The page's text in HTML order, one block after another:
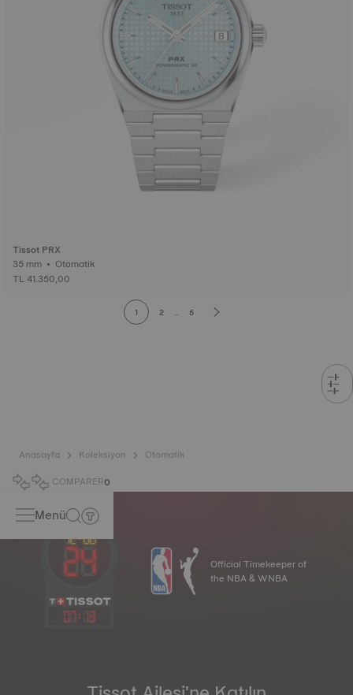
Tissot PRX
35 mm • Otomatik
TL 41.350,00
1 2 ... 5
Anasayfa Koleksiyon
Otomatik
COMPARER0
Menü
07: 13
Official Timekeeper of
the NBA & WNBA